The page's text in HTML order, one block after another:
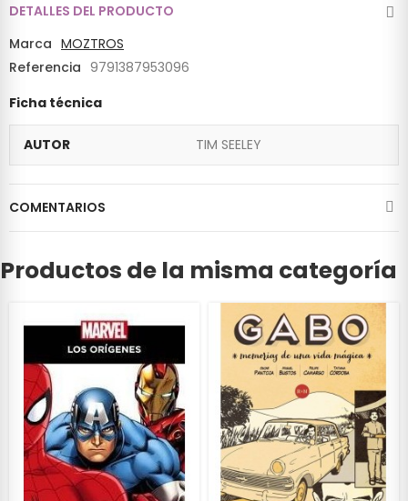
DETALLES DEL PRODUCTO
Marca MOZTROS
Referencia 9791387953096
Ficha técnica
AUTOR TIM SEELEY
COMENTARIOS
Productos de la misma categoría